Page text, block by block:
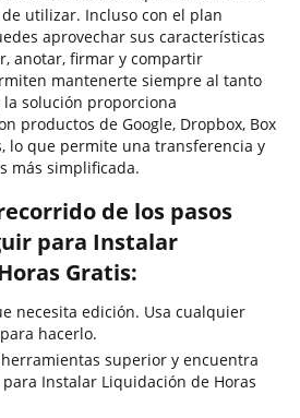
utilizar. Incluso con el plan
aprovechar sus características
anotar, firmar y compartir
mantenerte siempre al tanto
solución proporciona
productos de Google, Dropbox, Box
lo que permite una transferencia y
más simplificada.
de los pasos
para Instalar
Gratis:
necesita edición. Usa cualquier
hacerlo.
superior y encuentra
Instalar Liquidación de Horas